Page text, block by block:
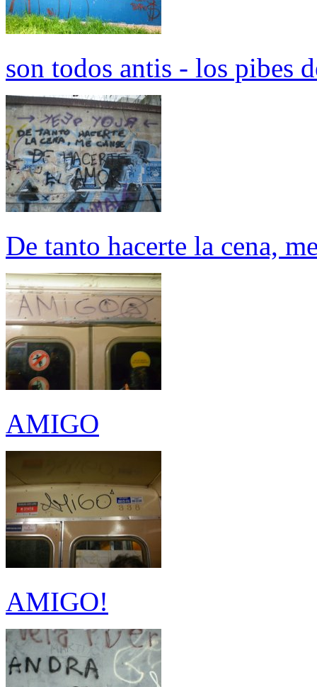
son todos antis - los pibes
De tanto hacerte la cena,
AMIGO
AMIGO!